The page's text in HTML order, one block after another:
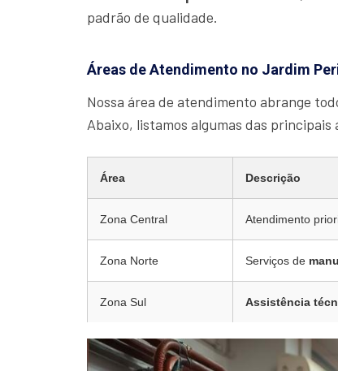
padrão de qualidade.
Áreas de Atendimento no Jardim
Nossa área de atendimento abrange
Abaixo, listamos algumas das principais
Área Descrição
Zona Central Atendimento
Zona Norte Serviços de
Zona Sul Assistência